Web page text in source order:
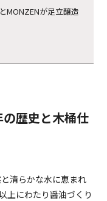
MONZENが足立醸造
歴史と木桶仕
清らかな水に恵まれ
上にわたり醤油づくり